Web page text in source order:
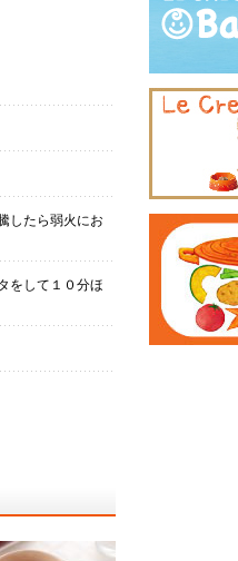
したら弱火にお
をして１０分ほ